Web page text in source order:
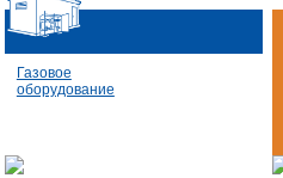
Газовое
оборудование